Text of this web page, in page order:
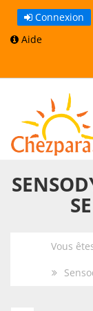
Connexion
Aide
Vous